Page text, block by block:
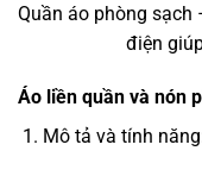
Quần áo phòng sạch
điện
Áo liền quần và nón
Mô tả và tính